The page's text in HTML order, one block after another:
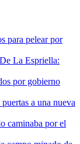
para pelear por
La Espriella:
por gobierno
a una nueva
caminaba por el